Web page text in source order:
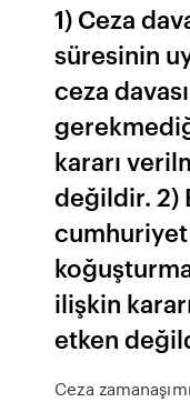
1) Ceza
süresinin
ceza
kararı
değildir. 2)
cumhuriyet
ilişkin
etken
Ceza